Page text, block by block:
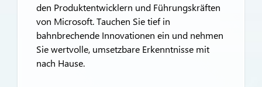
den Produktentwicklern und Führungskräften
von Microsoft. Tauchen Sie tief in
bahnbrechende Innovationen ein und nehmen
Sie wertvolle, umsetzbare Erkenntnisse mit
nach Hause.